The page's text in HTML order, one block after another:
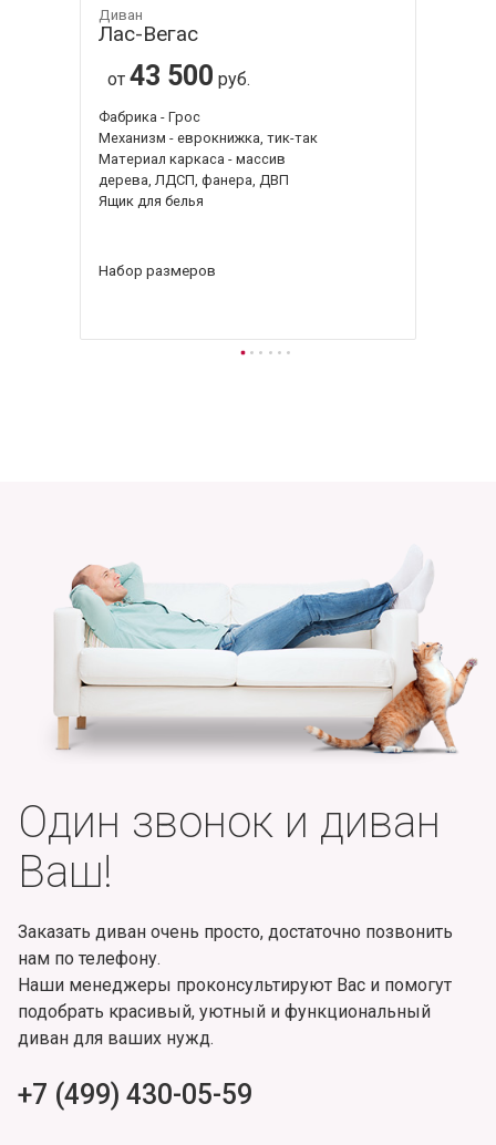
Диван
Лас-Вегас
от 43 500 руб.
Фабрика - Грос
Механизм - еврокнижка, тик-так
Материал каркаса - массив
дерева, ЛДСП, фанера, ДВП
Ящик для белья
Набор размеров
Один звонок и диван
Ваш!
Заказать диван очень просто, достаточно позвонить
нам по телефону.
Наши менеджеры проконсультируют Вас и помогут
подобрать красивый, уютный и функциональный
диван для ваших нужд.
+7 (499) 430-05-59